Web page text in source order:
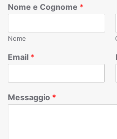
Nome e Cognome *
Nome
Email *
Messaggio *